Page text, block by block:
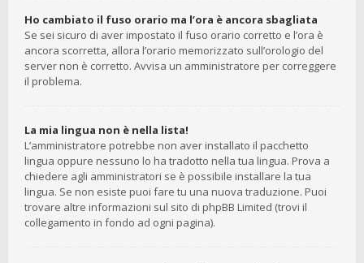
Ho cambiato il fuso orario ma l’ora è ancora sbagliata
Se sei sicuro di aver impostato il fuso orario corretto e l’ora è
ancora scorretta, allora l’orario memorizzato sull’orologio del
server non è corretto. Avvisa un amministratore per correggere
il problema.
La mia lingua non è nella lista!
L’amministratore potrebbe non aver installato il pacchetto
lingua oppure nessuno lo ha tradotto nella tua lingua. Prova a
chiedere agli amministratori se è possibile installare la tua
lingua. Se non esiste puoi fare tu una nuova traduzione. Puoi
trovare altre informazioni sul sito di phpBB Limited (trovi il
collegamento in fondo ad ogni pagina).